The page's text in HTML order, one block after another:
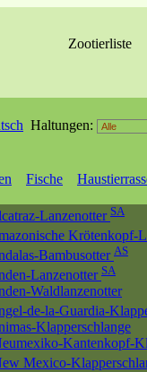
Zootierliste
Haltungen:
Fische
Lanzenotter SA
Krötenkopf-
Bambusotter AS
Lanzenotter SA
Waldlanzenotter
de-la-Guardia-
Klapperschlange
Kantenkopf-
Mexico-